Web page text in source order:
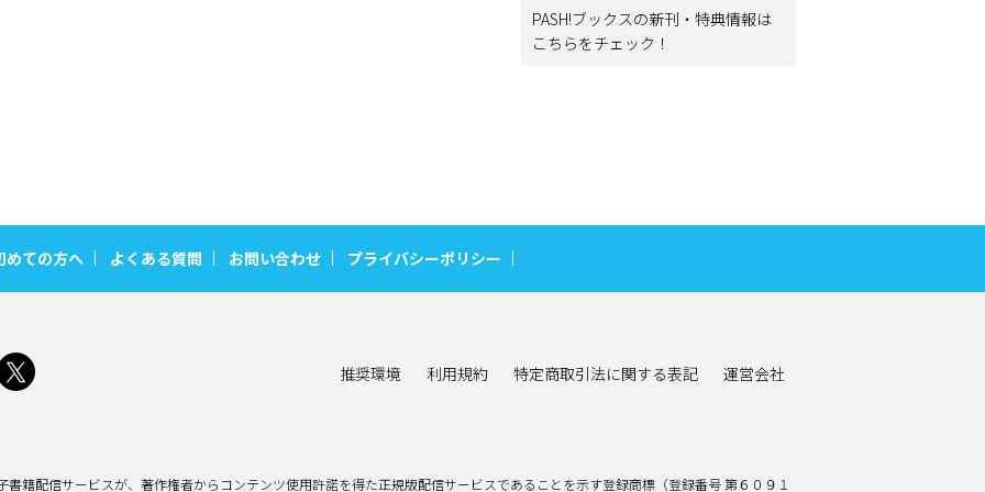
PASH!ブックスの新刊・特典情報は
こちらをチェック！
めての方へ よくある質問 お問い合わせ プライバシーポリシー
籍配信サービスが、著作権者からコンテンツ使用許諾を得た正規版配信サービスであることを示す登録商標（登録番号 第６０９１
推奨環境 利用規約 特定商取引法に関する表記 運営会社